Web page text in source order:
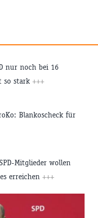
nur noch bei 16
so stark +++
Blankoscheck für
Mitglieder wollen
erreichen +++